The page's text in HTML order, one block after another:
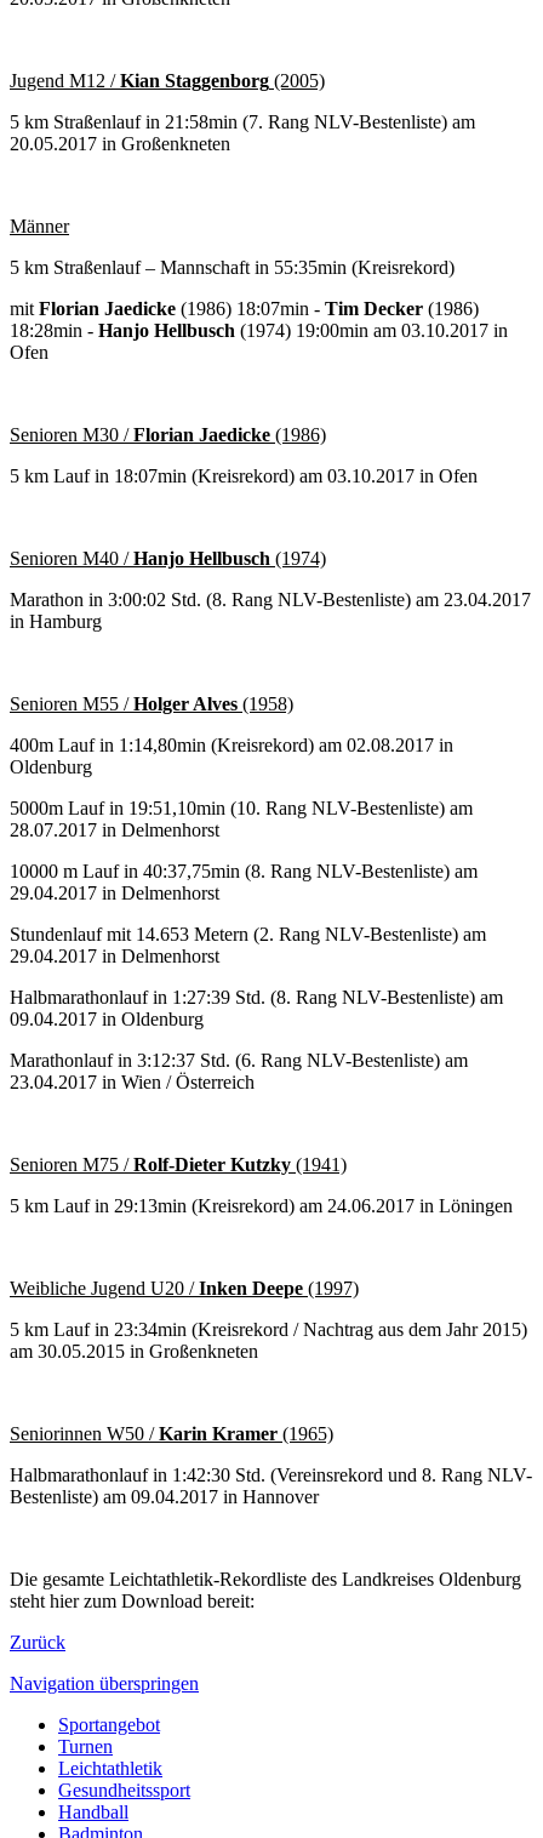
Jugend M12 /Kian Staggenborg (2005)
5 km Straßenlauf in 21:58min (7. Rang NLV-Bestenliste) am
20.05.2017 in Großenkneten
Männer
5 km Straßenlauf – Mannschaft in 55:35min (Kreisrekord)
mit Florian Jaedicke (1986) 18:07min - Tim Decker (1986)
18:28min - Hanjo Hellbusch (1974) 19:00min am 03.10.2017 in
Ofen
Senioren M30 /Florian Jaedicke (1986)
5 km Lauf in 18:07min (Kreisrekord) am 03.10.2017 in Ofen
Senioren M40 /Hanjo Hellbusch (1974)
Marathon in 3:00:02 Std. (8. Rang NLV-Bestenliste) am 23.04.2017
in Hamburg
Senioren M55 /Holger Alves (1958)
400m Lauf in 1:14,80min (Kreisrekord) am 02.08.2017 in
Oldenburg
5000m Lauf in 19:51,10min (10. Rang NLV-Bestenliste) am
28.07.2017 in Delmenhorst
10000 m Lauf in 40:37,75min (8. Rang NLV-Bestenliste) am
29.04.2017 in Delmenhorst
Stundenlauf mit 14.653 Metern (2. Rang NLV-Bestenliste) am
29.04.2017 in Delmenhorst
Halbmarathonlauf in 1:27:39 Std. (8. Rang NLV-Bestenliste) am
09.04.2017 in Oldenburg
Marathonlauf in 3:12:37 Std. (6. Rang NLV-Bestenliste) am
23.04.2017 in Wien / Österreich
Senioren M75 /Rolf-Dieter Kutzky (1941)
5 km Lauf in 29:13min (Kreisrekord) am 24.06.2017 in Löningen
Weibliche Jugend U20 /Inken Deepe (1997)
5 km Lauf in 23:34min (Kreisrekord / Nachtrag aus dem Jahr 2015)
am 30.05.2015 in Großenkneten
Seniorinnen W50 /Karin Kramer (1965)
Halbmarathonlauf in 1:42:30 Std. (Vereinsrekord und 8. Rang NLV-
Bestenliste) am 09.04.2017 in Hannover
Die gesamte Leichtathletik-Rekordliste des Landkreises Oldenburg
steht hier zum Download bereit:
Zurück
Navigation überspringen
Sportangebot
Turnen
Leichtathletik
Gesundheitssport
Handball
Badminton